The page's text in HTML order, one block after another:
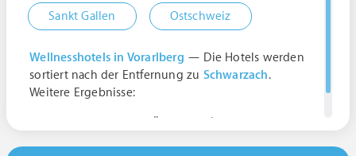
Sankt Gallen Ostschweiz
Wellnesshotels in Vorarlberg — Die Hotels werden
sortiert nach der Entfernung zu Schwarzach.
Weitere Ergebnisse: